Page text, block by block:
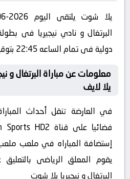
البرتغال و نادي نيجيريا فى
دولية فى تمام الساعه 22:45 بتوقيت مصر كورة لايف
يلا لايف
في العارضة تنقل أحداث
إستضافة المباراه في ملعب
يقوم المعلق الرياضى
البرتغال و نيجيريا يلا شوت